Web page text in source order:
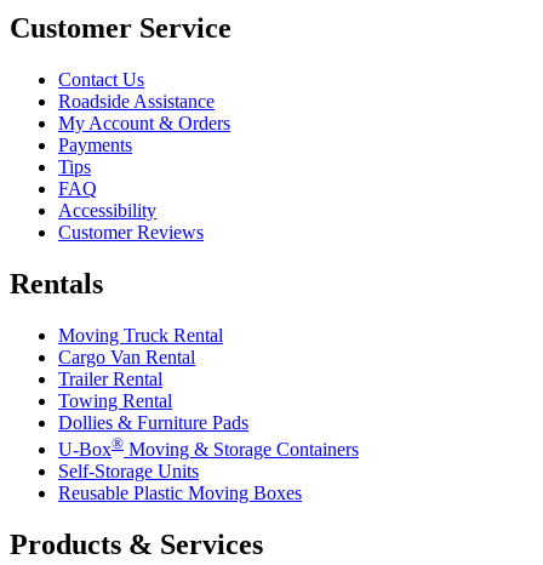
Customer Service
Contact Us
Roadside Assistance
My Account & Orders
Payments
Tips
FAQ
Accessibility
Customer Reviews
Rentals
Moving Truck Rental
Cargo Van Rental
Trailer Rental
Towing Rental
Dollies & Furniture Pads
U-Box® Moving & Storage Containers
Self-Storage Units
Reusable Plastic Moving Boxes
Products & Services